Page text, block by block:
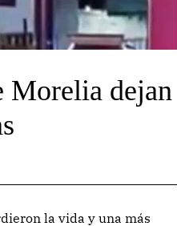
Morelia dejan